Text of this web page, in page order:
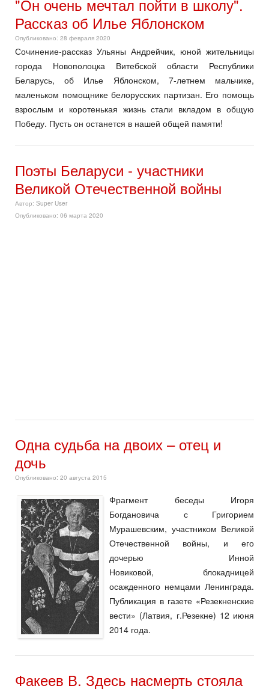
"Он очень мечтал пойти в школу".
Рассказ об Илье Яблонском
Опубликовано: 28 февраля 2020
Сочинение-рассказ Ульяны Андрейчик, юной жительницы
города Новополоцка Витебской области Республики
Беларусь, об Илье Яблонском, 7-летнем мальчике,
маленьком помощнике белорусских партизан. Его помощь
взрослым и коротенькая жизнь стали вкладом в общую
Победу. Пусть он останется в нашей общей памяти!
Поэты Беларуси - участники
Великой Отечественной войны
Автор: Super User
Опубликовано: 06 марта 2020
Одна судьба на двоих – отец и
дочь
Опубликовано: 20 августа 2015
Фрагмент беседы Игоря
Богдановича с Григорием
Мурашевским, участником Великой
Отечественной войны, и его
дочерью Инной
Новиковой, блокадницей
осажденного немцами Ленинграда.
Публикация в газете «Резекненские
вести» (Латвия, г.Резекне) 12 июня
2014 года.
Факеев В. Здесь насмерть стояла